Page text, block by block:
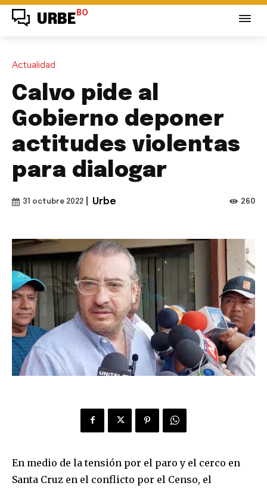
URBE BO
Actualidad
Calvo pide al
Gobierno deponer
actitudes violentas
para dialogar
31 octubre 2022 Urbe 260
En medio de la tensión por el paro y el cerco en
Santa Cruz en el conflicto por el Censo, el